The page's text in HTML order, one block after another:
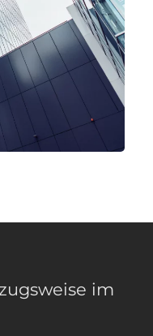
im